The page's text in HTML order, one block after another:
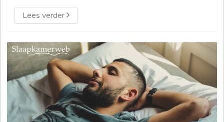
Lees verder